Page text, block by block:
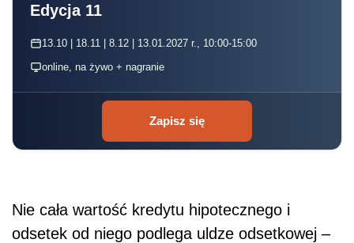
Edycja 11
13.10 | 18.11 | 8.12 | 13.01.2027 r., 10:00-15:00
online, na żywo + nagranie
Zapisz się
Nie cała wartość kredytu hipotecznego i
odsetek od niego podlega uldze odsetkowej –